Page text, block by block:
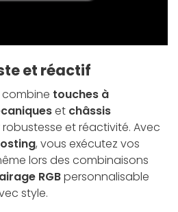
et réactif
combine touches à
et châssis
et réactivité. Avec
, vous exécutez vos
lors des combinaisons
RGBpersonnalisable
style.